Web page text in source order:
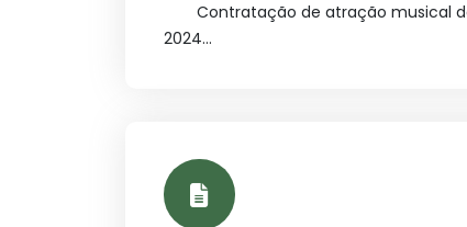
Contratação de atração musical
2024...